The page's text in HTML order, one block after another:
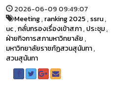
2026-06-09 09:49:07
Meeting,ranking 2025,ssru,
uc,กลั่นกรองเรื่องเข้าสภา,ประชุม,
ฝ่ายกิจการสภามหาวิทยาลัย,
มหาวิทยาลัยราชภัฏสวนสุนันทา,
สวนสุนันทา